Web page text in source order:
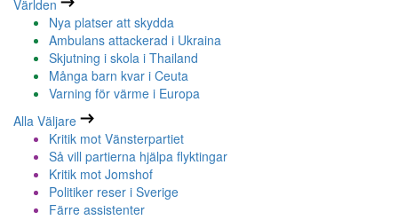
Världen
Nya platser att skydda
Ambulans attackerad i Ukraina
Skjutning i skola i Thailand
Många barn kvar i Ceuta
Varning för värme i Europa
Alla Väljare
Kritik mot Vänsterpartiet
Så vill partierna hjälpa flyktingar
Kritik mot Jomshof
Politiker reser i Sverige
Färre assistenter